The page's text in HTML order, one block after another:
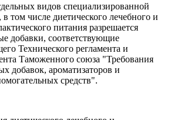
видов специализированной
том числе диетического лечебного и
питания разрешается
добавки, соответствующие
Технического регламента и
Таможенного союза "Требования
добавок, ароматизаторов и
средств".